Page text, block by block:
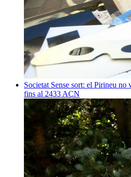
Societat Sense sort: el Pirineu no
fins al 2433 ACN